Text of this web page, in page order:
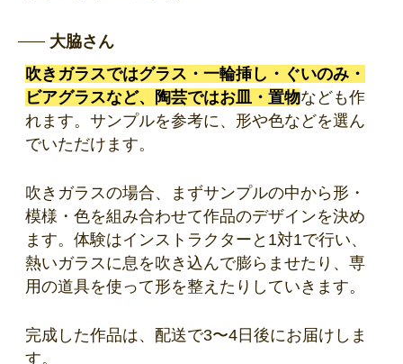
大脇さん
吹きガラスではグラス・一輪挿し・ぐいのみ・
ビアグラスなど、陶芸ではお皿・置物なども作
れます。サンプルを参考に、形や色などを選ん
でいただけます。
吹きガラスの場合、まずサンプルの中から形・
模様・色を組み合わせて作品のデザインを決め
ます。体験はインストラクターと1対1で行い、
熱いガラスに息を吹き込んで膨らませたり、専
用の道具を使って形を整えたりしていきます。
完成した作品は、配送で3〜4日後にお届けしま
す。